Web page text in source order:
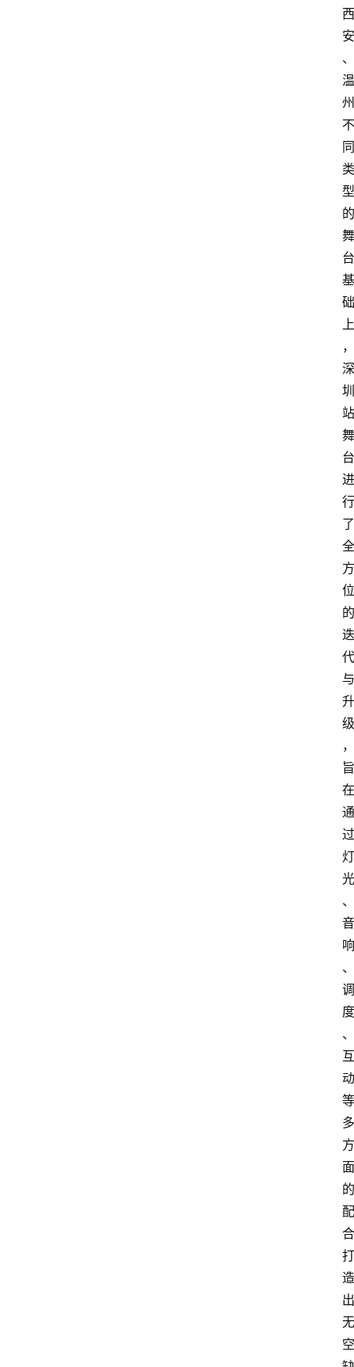
西
安
、
温
州
不
同
类
型
的
舞
台
基
础
上
，
深
圳
站
舞
台
进
行
了
全
方
位
的
迭
代
与
升
级
，
旨
在
通
过
灯
光
、
音
响
、
调
度
、
互
动
等
多
方
面
的
配
合
打
造
出
无
空